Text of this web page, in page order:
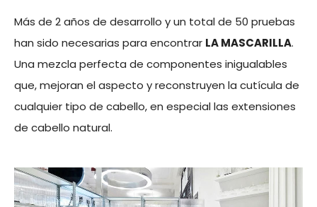
Más de 2 años de desarrollo y un total de 50 pruebas
han sido necesarias para encontrar LA MASCARILLA.
Una mezcla perfecta de componentes inigualables
que, mejoran el aspecto y reconstruyen la cutícula de
cualquier tipo de cabello, en especial las extensiones
de cabello natural.